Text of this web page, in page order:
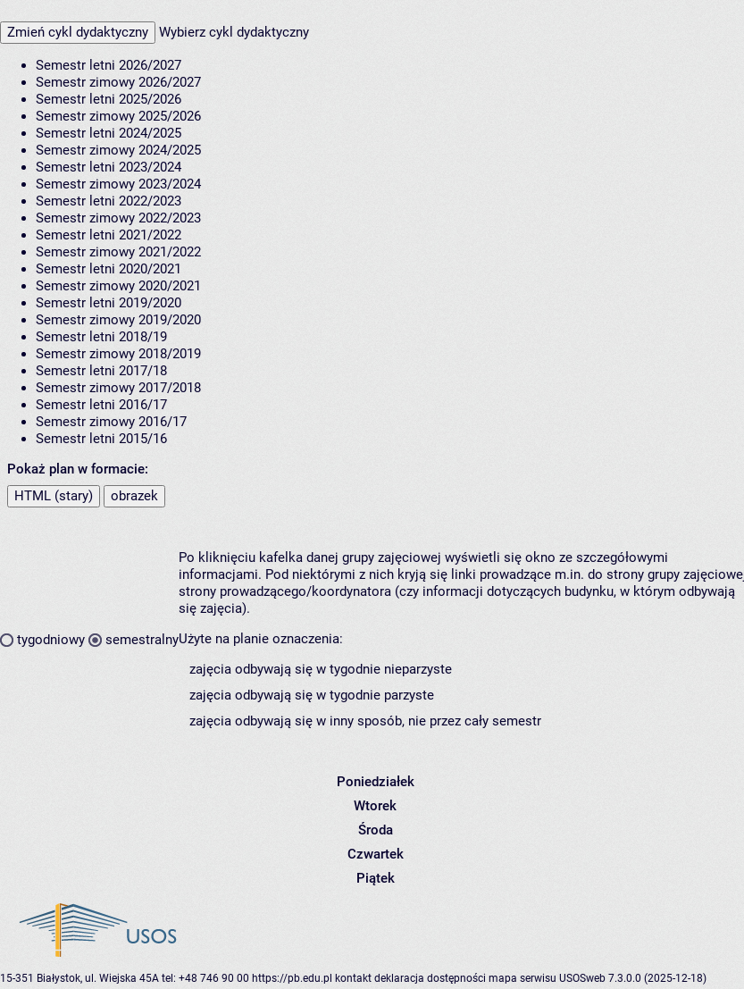
Zmień cykl dydaktyczny Wybierz cykl dydaktyczny
Semestr letni 2026/2027
Semestr zimowy 2026/2027
Semestr letni 2025/2026
Semestr zimowy 2025/2026
Semestr letni 2024/2025
Semestr zimowy 2024/2025
Semestr letni 2023/2024
Semestr zimowy 2023/2024
Semestr letni 2022/2023
Semestr zimowy 2022/2023
Semestr letni 2021/2022
Semestr zimowy 2021/2022
Semestr letni 2020/2021
Semestr zimowy 2020/2021
Semestr letni 2019/2020
Semestr zimowy 2019/2020
Semestr letni 2018/19
Semestr zimowy 2018/2019
Semestr letni 2017/18
Semestr zimowy 2017/2018
Semestr letni 2016/17
Semestr zimowy 2016/17
Semestr letni 2015/16
Pokaż plan w formacie:
HTML (stary)
obrazek
tygodniowy semestralny
Po kliknięciu kafelka danej grupy zajęciowej wyświetli się okno ze szczegółowymi
informacjami. Pod niektórymi z nich kryją się linki prowadzące m.in. do strony grupy
strony prowadzącego/koordynatora (czy informacji dotyczących budynku, w którym odbywają
się zajęcia).
Użyte na planie oznaczenia:
zajęcia odbywają się w tygodnie nieparzyste
zajęcia odbywają się w tygodnie parzyste
zajęcia odbywają się w inny sposób, nie przez cały semestr
Poniedziałek
Wtorek
Środa
Czwartek
Piątek
15-351 Białystok, ul. Wiejska 45A tel: +48 746 90 00 https://pb.edu.pl kontakt deklaracja dostępności mapa serwisu USOSweb 7.3.0.0 (2025-12-18)